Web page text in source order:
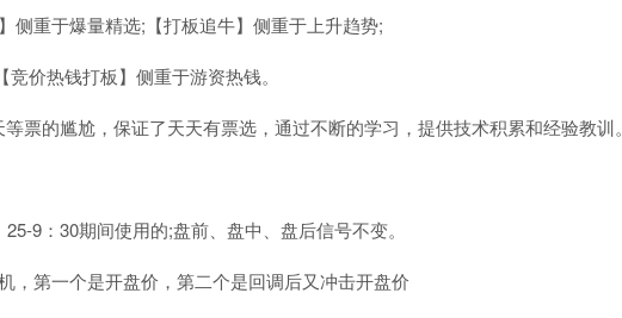
侧重于爆量精选;【打板追牛】侧重于上升趋势;
价热钱打板】侧重于游资热钱。
票的尴尬，保证了天天有票选，通过不断的学习，提供技术积累和经验教训。
9：30期间使用的;盘前、盘中、盘后信号不变。
，第一个是开盘价，第二个是回调后又冲击开盘价